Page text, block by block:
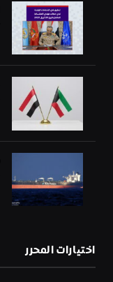
اختيارات المحرر